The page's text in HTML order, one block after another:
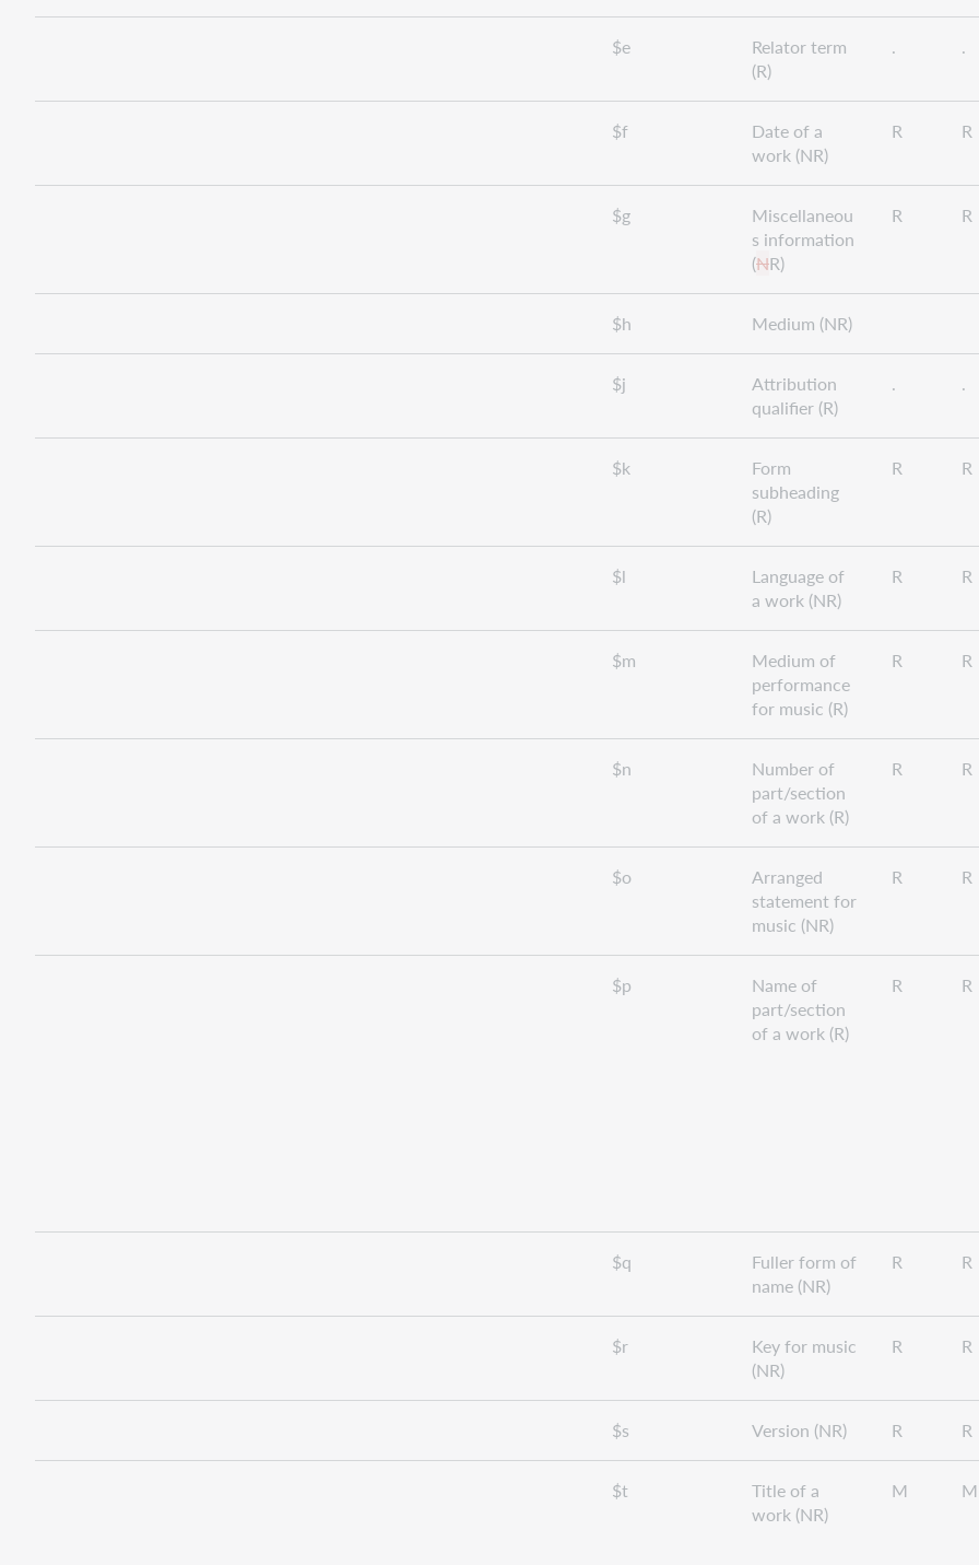
$e
Relator term
(R)
. .
$f
Date of a
work (NR)
R R
$g
Miscellaneou
s information
(NR)
R R
$h Medium (NR)
$j
Attribution
qualifier (R)
. .
$k
Form
subheading
(R)
R R
$l
Language of
a work (NR)
R R
$m
Medium of
performance
for music (R)
R R
$n
Number of
part/section
of a work (R)
R R
$o
Arranged
statement for
music (NR)
R R
$p
Name of
part/section
of a work (R)
R R
$q
Fuller form of
name (NR)
R R
$r
Key for music
(NR)
R R
$s Version (NR) R R
$t
Title of a
work (NR)
M M